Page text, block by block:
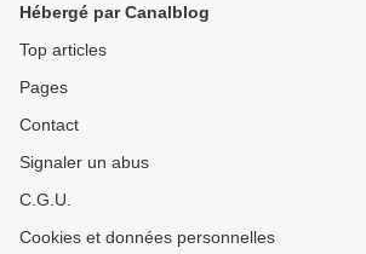
Hébergé par Canalblog
Top articles
Pages
Contact
Signaler un abus
C.G.U.
Cookies et données personnelles